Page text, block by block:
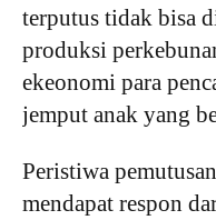
terputus tidak bisa
produksi
ekeonomi para
jemput anak yang
Peristiwa
mendapat respon